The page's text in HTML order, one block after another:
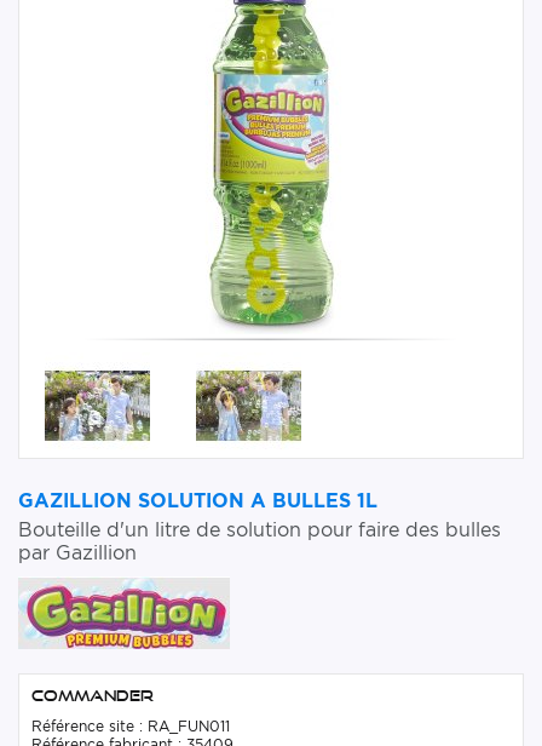
GAZILLION SOLUTION A BULLES 1L
Bouteille d'un litre de solution pour faire des bulles
par Gazillion
Commander
Référence site : RA_FUN011